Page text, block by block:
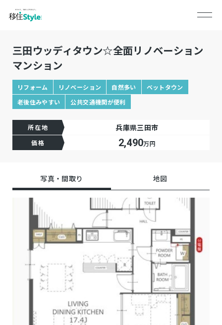
三田ウッディタウン☆全面リノベーション
マンション
リフォーム リノベーション 自然多い
ベットタウン
老後住みやすい
公共交通機関が便利
所在地 兵庫県三田市
価格 2,490万円
写真・間取り 地図